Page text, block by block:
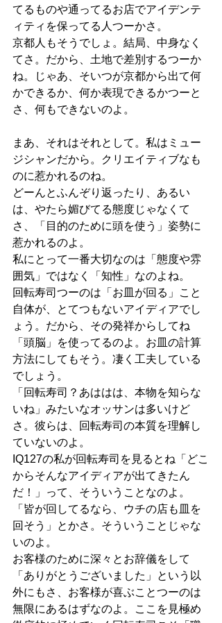
てるものや通ってるお店でアイデンテ
ィティを保ってる人つーかさ。
京都人もそうでしょ。結局、中身なく
てさ。だから、土地で差別するつーか
ね。じゃあ、そいつが京都から出て何
かできるか、何か表現できるかつーと
さ、何もできないのよ。
まあ、それはそれとして。私はミュー
ジシャンだから。クリエイティブなも
のに惹かれるのね。
どーんとふんぞり返ったり、あるい
は、やたら媚びてる態度じゃなくて
さ、「目的のために頭を使う」姿勢に
惹かれるのよ。
私にとって一番大切なのは「態度や雰
囲気」ではなく「知性」なのよね。
回転寿司つーのは「お皿が回る」こと
自体が、とてつもないアイディアでし
ょう。だから、その発祥からしてね
「頭脳」を使ってるのよ。お皿の計算
方法にしてもそう。凄く工夫している
でしょう。
「回転寿司？あははは、本物を知らな
いね」みたいなオッサンは多いけど
さ。彼らは、回転寿司の本質を理解し
ていないのよ。
IQ127の私が回転寿司を見るとね「どこ
からそんなアイディアが出てきたん
だ！」って、そういうことなのよ。
「皆が回してるなら、ウチの店も皿を
回そう」とかさ。そういうことじゃな
いのよ。
お客様のために深々とお辞儀をして
「ありがとうございました」という以
外にもさ、お客様が喜ぶことつーのは
無限にあるはずなのよ。ここを見極め